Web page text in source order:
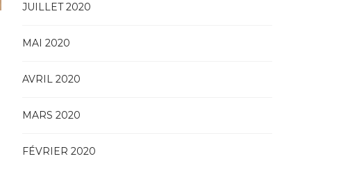
JUILLET 2020
MAI 2020
AVRIL 2020
MARS 2020
FÉVRIER 2020